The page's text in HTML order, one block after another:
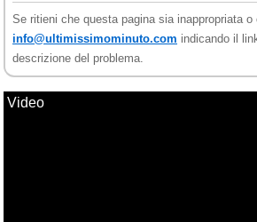
Se ritieni che questa pagina sia inappropriata
info@ultimissimominuto.com indicando il
descrizione del problema.
Video